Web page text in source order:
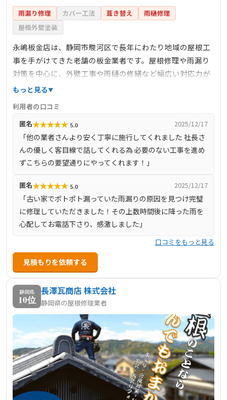
雨漏り修理 カバー工法 葺き替え
雨樋修理
屋根外壁塗装
永嶋板金店は、静岡市駿河区で長年にわたり地域の屋根工
事を手がけてきた老舗の板金業者です。屋根修理や雨漏り
対策を中心に、外壁工事や雨樋の修繕など幅広い対応力が
魅力。職人直営ならではの丁寧な仕事ぶりと、無駄のない
では施工事例や職人の紹介も掲載されており、透明性が高
く安心して依頼できます。信頼できる屋根修理業者をお探
しの方におすすめの一社です。
もっと見る
利用者の口コミ
匿名★★★★★ 5.0 2025/12/17
「他の業者さんより安く丁寧に施行してくれました 社長さ
んの優しく客目線で話してくれる為 必要のない工事を進め
ずこちらの要望通りにやってくれます！」
匿名★★★★★ 5.0 2025/12/17
「古い家でポトポト漏っていた雨漏りの原因を見つけ完璧
に修理していただきました！その上数時間後に降った雨を
心配してお電話下さり、感激しました」
口コミをもっと見る
見積もりを依頼する
静岡県
10位
長澤瓦商店 株式会社
静岡県の屋根修理業者